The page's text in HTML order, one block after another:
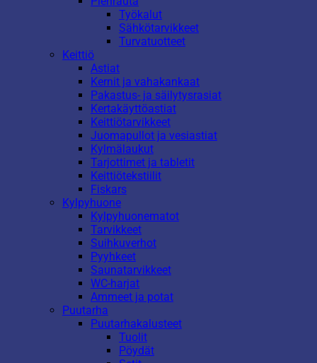
Työkalut
Sähkötarvikkeet
Turvatuotteet
Keittiö
Astiat
Kernit ja vahakankaat
Pakastus- ja säilytysrasiat
Kertakäyttöastiat
Keittiötarvikkeet
Juomapullot ja vesiastiat
Kylmälaukut
Tarjottimet ja tabletit
Keittiötekstiilit
Fiskars
Kylpyhuone
Kylpyhuonematot
Tarvikkeet
Suihkuverhot
Pyyhkeet
Saunatarvikkeet
WC-harjat
Ammeet ja potat
Puutarha
Puutarhakalusteet
Tuolit
Pöydät